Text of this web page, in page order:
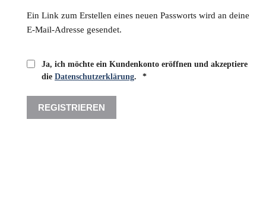
Ein Link zum Erstellen eines neuen Passworts wird an deine
E-Mail-Adresse gesendet.
Ja, ich möchte ein Kundenkonto eröffnen und akzeptiere
die Datenschutzerklärung. *Erforderlich
REGISTRIEREN